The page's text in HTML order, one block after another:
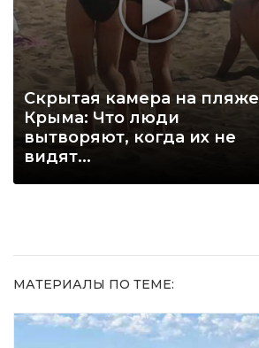
Скрытая камера на пляже
Крыма: Что люди
вытворяют, когда их не
видят...
МАТЕРИАЛЫ ПО ТЕМЕ: